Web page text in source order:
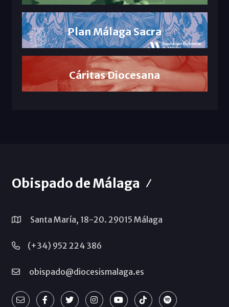
Plan Málaga Sacra
Cáritas Diocesana
Obispado de Málaga
Santa María, 18-20. 29015 Málaga
(+34) 952 224 386
obispado@diocesismalaga.es